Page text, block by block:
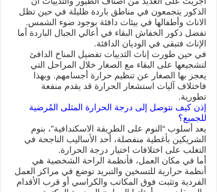
الذكور يتجمعون في مناطق باردة ظليلة في حين تظل
الاناث وأطفالها في بيئات دافئة بوجود ضوء الشمس.
تفضل ذكور الخفاش البقاء في أعالي الجبال الباردة أما
الإناث فتبقى في الوديان الدافئة.
في حين طورت إناث الثدييات تفضيل المناخ الدافئ
لتشجيعها على البقاء مع الصغار خلال المراحل التي
يعجز بها الصغار عن تنظيم حرارة أجسامهم. وبهذا
فاختلاف آليات استشعار الحرارة قد يقدم منفعة
تطورية.
إذن كيف نتوصل إلى درجة الحرارة المثلى المُرضية
للجميع؟
يعد أسلوب “النوم على الطريقة الاسكندافية”، بنوم
الشريكين بأغطية منفصلة، أحد الأساليب الناجحة في
التغلب على اختلافات اختيار درجة الحرارة.
أما في مكان العمل، فأنظمة الراحة الشخصية هي
أنظمة حرارية للتسخين والتبريد توضع في مراكز العمل
الفردية وتثبت فوق المكاتب والكراسي أو قرب الأقدام